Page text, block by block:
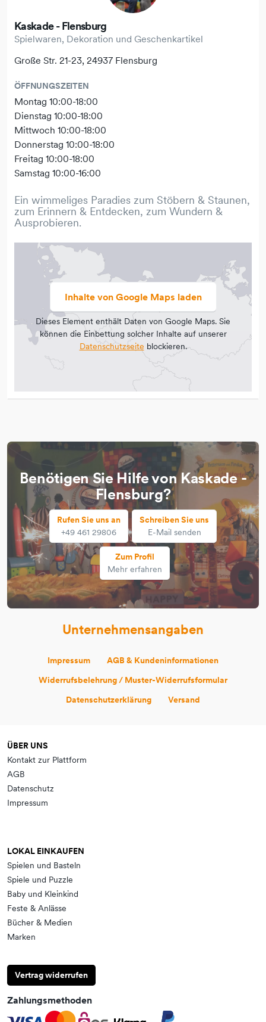
Kaskade - Flensburg
Spielwaren, Dekoration und Geschenkartikel
Große Str. 21-23, 24937 Flensburg
ÖFFNUNGSZEITEN
Montag 10:00-18:00
Dienstag 10:00-18:00
Mittwoch 10:00-18:00
Donnerstag 10:00-18:00
Freitag 10:00-18:00
Samstag 10:00-16:00
Ein wimmeliges Paradies zum Stöbern & Staunen,
zum Erinnern & Entdecken, zum Wundern &
Ausprobieren.
Inhalte von Google Maps laden
Dieses Element enthält Daten von Google Maps. Sie
können die Einbettung solcher Inhalte auf unserer
Datenschutzseite blockieren.
Benötigen Sie Hilfe von Kaskade -
Flensburg?
Rufen Sie uns an
+49 461 29806
Schreiben Sie uns
E-Mail senden
Zum Profil
Mehr erfahren
Unternehmensangaben
Impressum
AGB & Kundeninformationen
Widerrufsbelehrung / Muster-Widerrufsformular
Datenschutzerklärung
Versand
ÜBER UNS
Kontakt zur Plattform
AGB
Datenschutz
Impressum
LOKAL EINKAUFEN
Spielen und Basteln
Spiele und Puzzle
Baby und Kleinkind
Feste & Anlässe
Bücher & Medien
Marken
Vertrag widerrufen
Zahlungsmethoden